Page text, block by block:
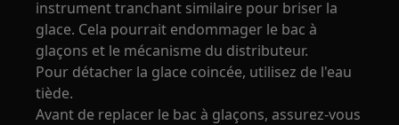
instrument tranchant similaire pour briser la
glace. Cela pourrait endommager le bac à
glaçons et le mécanisme du distributeur.
Pour détacher la glace coincée, utilisez de l'eau
tiède.
Avant de replacer le bac à glaçons, assurez-vous